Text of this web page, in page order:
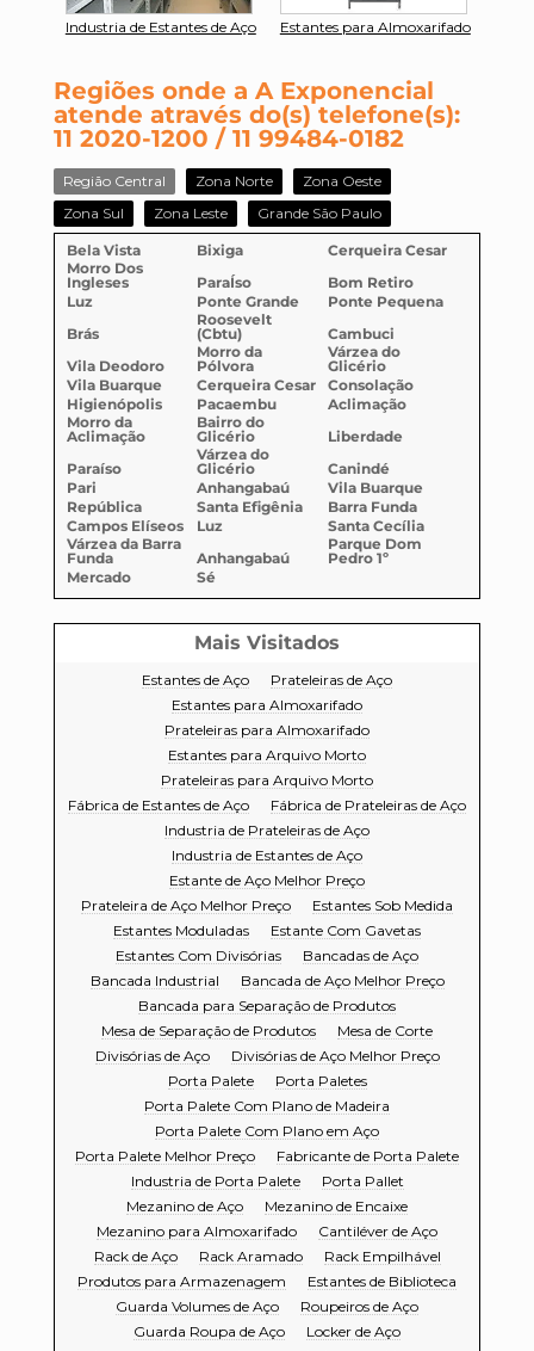
Industria de Estantes de Aço Estantes para Almoxarifado
Regiões onde a A Exponencial
atende através do(s) telefone(s):
11 2020-1200 / 11 99484-0182
Região Central Zona Norte
Zona Oeste
Zona Sul
Zona Leste Grande São Paulo
Bela Vista Bixiga
Cerqueira Cesar
Morro Dos
Ingleses
ParaÍso
Bom Retiro
Luz
Ponte Grande
Ponte Pequena
Brás
Roosevelt
(Cbtu)
Cambuci
Vila Deodoro
Morro da
Pólvora
Várzea do
Glicério
Vila Buarque
Cerqueira Cesar
Consolação
Higienópolis
Pacaembu
Aclimação
Morro da
Aclimação
Bairro do
Glicério
Liberdade
Paraíso
Várzea do
Glicério
Canindé
Pari
Anhangabaú
Vila Buarque
República
Santa Efigênia
Barra Funda
Campos Elíseos
Luz
Santa Cecília
Várzea da Barra
Funda
Anhangabaú
Parque Dom
Pedro 1º
Mercado
Sé
Mais Visitados
Estantes de Aço
Prateleiras de Aço
Estantes para Almoxarifado
Prateleiras para Almoxarifado
Estantes para Arquivo Morto
Prateleiras para Arquivo Morto
Fábrica de Estantes de Aço
Fábrica de Prateleiras de Aço
Industria de Prateleiras de Aço
Industria de Estantes de Aço
Estante de Aço Melhor Preço
Prateleira de Aço Melhor Preço
Estantes Sob Medida
Estantes Moduladas
Estante Com Gavetas
Estantes Com Divisórias
Bancadas de Aço
Bancada Industrial
Bancada de Aço Melhor Preço
Bancada para Separação de Produtos
Mesa de Separação de Produtos
Mesa de Corte
Divisórias de Aço
Divisórias de Aço Melhor Preço
Porta Palete
Porta Paletes
Porta Palete Com Plano de Madeira
Porta Palete Com Plano em Aço
Porta Palete Melhor Preço
Fabricante de Porta Palete
Industria de Porta Palete
Porta Pallet
Mezanino de Aço
Mezanino de Encaixe
Mezanino para Almoxarifado
Cantiléver de Aço
Rack de Aço
Rack Aramado
Rack Empilhável
Produtos para Armazenagem
Estantes de Biblioteca
Guarda Volumes de Aço
Roupeiros de Aço
Guarda Roupa de Aço
Locker de Aço